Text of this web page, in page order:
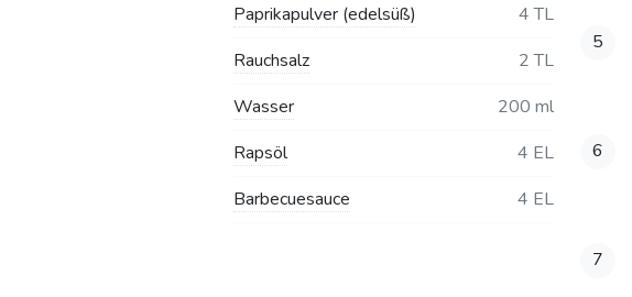
Paprikapulver (edelsüß)
4 TL
Rauchsalz
2 TL
Wasser
200 ml
Rapsöl
4 EL
Barbecuesauce
4 EL
5
6
7